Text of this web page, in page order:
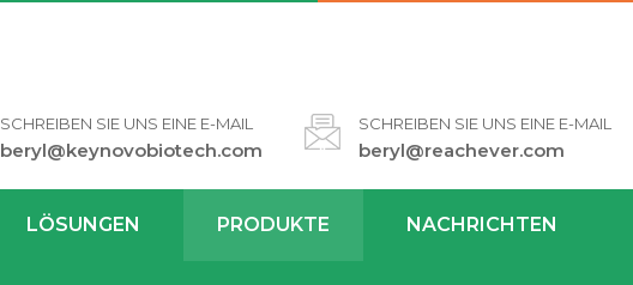
SCHREIBEN SIE UNS EINE E-MAIL
beryl@keynovobiotech.com
SCHREIBEN SIE UNS EINE E-MAIL
beryl@reachever.com
LÖSUNGEN PRODUKTE NACHRICHTEN